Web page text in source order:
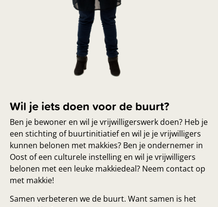
Wil je iets doen voor de buurt?
Ben je bewoner en wil je vrijwilligerswerk doen? Heb je
een stichting of buurtinitiatief en wil je je vrijwilligers
kunnen belonen met makkies? Ben je ondernemer in
Oost of een culturele instelling en wil je vrijwilligers
belonen met een leuke makkiedeal? Neem contact op
met makkie!
Samen verbeteren we de buurt. Want samen is het